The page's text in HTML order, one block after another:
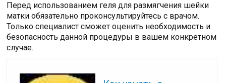
Перед использованием геля для размягчения шейки
матки обязательно проконсультируйтесь с врачом.
Только специалист сможет оценить необходимость и
безопасность данной процедуры в вашем конкретном
случае.